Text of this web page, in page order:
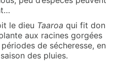
le dieu Taaroa qui fit don
aux racines gorgées
de sécheresse, en
des pluies.